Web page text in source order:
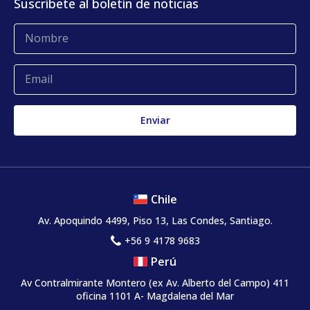
Glosario
Quejas y reclamos
Suscríbete al boletín de noticias
Chile
Av. Apoquindo 4499, Piso 13, Las Condes, Santiago.
+56 9 4178 9683
Perú
Av Contralmirante Montero (ex Av. Alberto del Campo) 411
oficina 1101 A- Magdalena del Mar